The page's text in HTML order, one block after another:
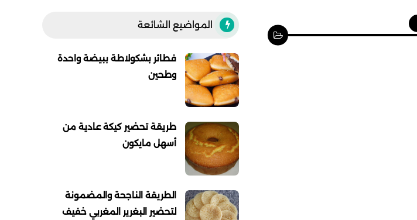
المواضيع الشائعة
فطائر بشكولاطة ببيضة واحدة
وطحين
طريقة تحضير كيكة عادية من
أسهل مايكون
الطريقة الناجحة والمضمونة
لتحضير البغرير المغربي خفيف